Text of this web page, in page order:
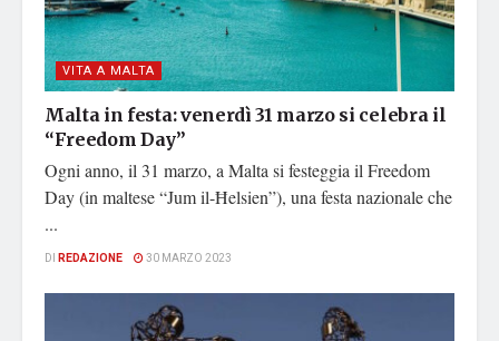
VITA A MALTA
Malta in festa: venerdì 31 marzo si celebra il
“Freedom Day”
Ogni anno, il 31 marzo, a Malta si festeggia il Freedom
Day (in maltese “Jum il-Ħelsien”), una festa nazionale che
...
DI REDAZIONE 30 MARZO 2023